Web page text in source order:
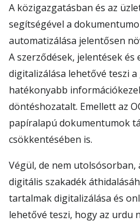
A közigazgatásban és az
segítségével a
automatizálása jelentősen
A szerződések, jelentések
digitalizálása lehetővé teszi
hatékonyabb
döntéshozatalt. Emellett az
papíralapú dokumentumok
csökkentésében is.
Végül, de nem utolsósorban,
digitális szakadék
tartalmak digitalizálása és
lehetővé teszi, hogy az urdu